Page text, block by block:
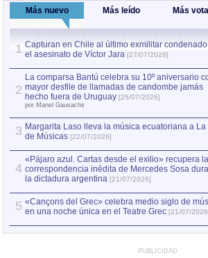
Más nuevo Más leído Más
1 Capturan en Chile al último exmilitar
el asesinato de Víctor Jara [27/07/2026]
2
La comparsa Bantú celebra su 10º aniversario
mayor desfile de llamadas de candombe jamás
hecho fuera de Uruguay [25/07/2026]
por Manel Gausachs
3 Margarita Laso lleva la música ecuatoriana a La
de Músicas [22/07/2026]
4
«Pájaro azul. Cartas desde el exilio» recupera la
correspondencia inédita de Mercedes Sosa
la dictadura argentina [21/07/2026]
5 «Cançons del Grec» celebra medio siglo de
en una noche única en el Teatre Grec [21/07/
PUBLICIDAD